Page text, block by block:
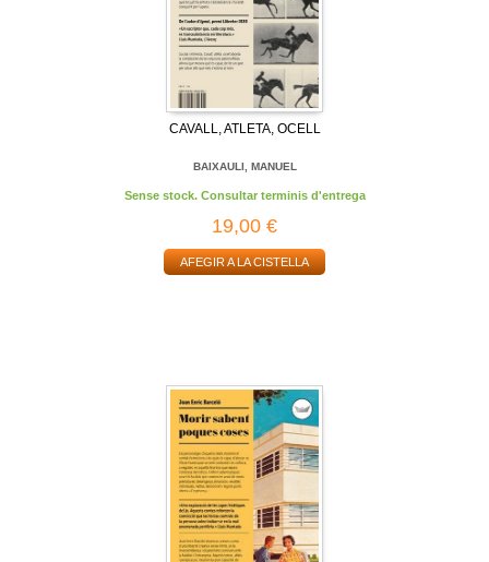
CAVALL, ATLETA, OCELL
BAIXAULI, MANUEL
Sense stock. Consultar terminis d'entrega
19,00 €
AFEGIR A LA CISTELLA